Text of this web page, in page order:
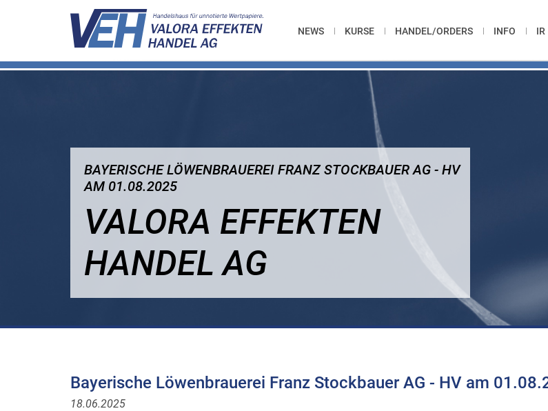
NEWS KURSE HANDEL/ORDERS INFO IR
BAYERISCHE LÖWENBRAUEREI FRANZ STOCKBAUER AG - HV
AM 01.08.2025
VALORA EFFEKTEN
HANDEL AG
Bayerische Löwenbrauerei Franz Stockbauer AG - HV am
18.06.2025